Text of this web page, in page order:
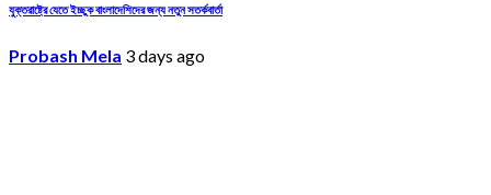
যুক্তরাষ্ট্রে যেতে ইচ্ছুক বাংলাদেশিদের জন্য নতুন সতর্কবার্তা
Probash Mela 3 days ago